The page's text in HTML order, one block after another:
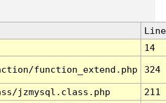
Line
14
function_extend.php 324
jzmysql.class.php
211